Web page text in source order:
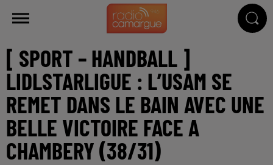
[ SPORT – HANDBALL ]
LIDLSTARLIGUE : L’USAM SE
REMET DANS LE BAIN AVEC UNE
BELLE VICTOIRE FACE A
CHAMBERY (38/31)